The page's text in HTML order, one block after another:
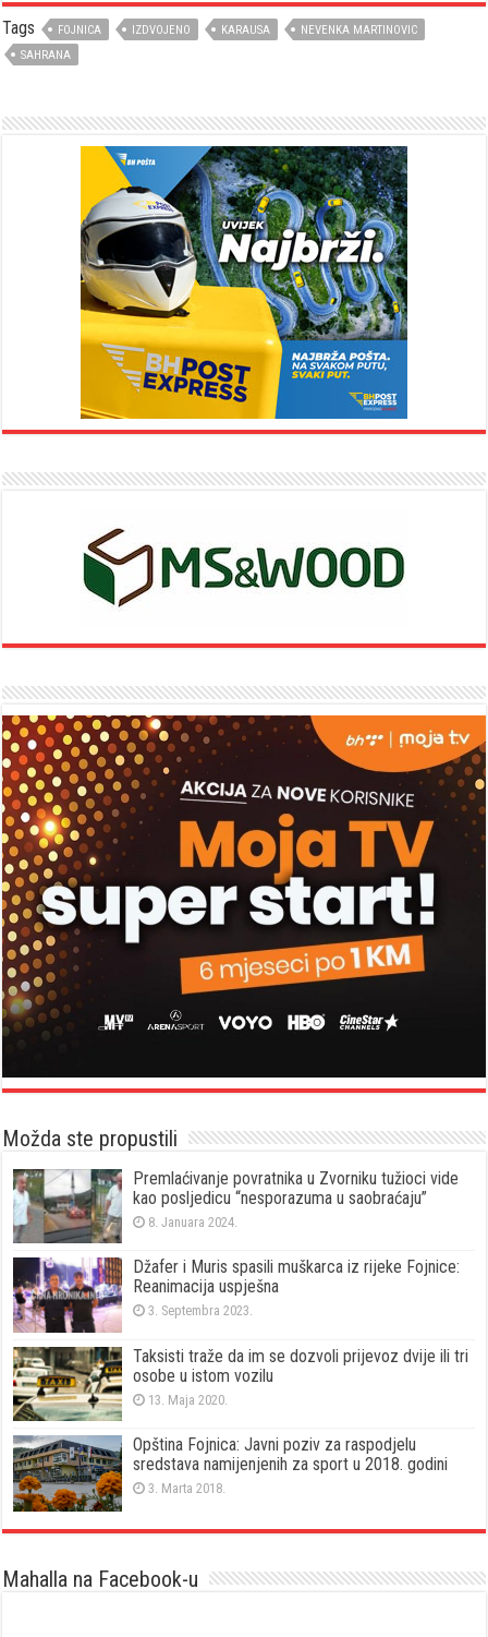
Tags FOJNICA IZDVOJENO KARAUSA
NEVENKA MARTINOVIC
SAHRANA
Možda ste propustili
Premlaćivanje povratnika u Zvorniku tužioci vide
kao posljedicu “nesporazuma u saobraćaju”
8. Januara 2024.
Džafer i Muris spasili muškarca iz rijeke Fojnice:
Reanimacija uspješna
3. Septembra 2023.
Taksisti traže da im se dozvoli prijevoz dvije ili tri
osobe u istom vozilu
13. Maja 2020.
Opština Fojnica: Javni poziv za raspodjelu
sredstava namijenjenih za sport u 2018. godini
3. Marta 2018.
Mahalla na Facebook-u